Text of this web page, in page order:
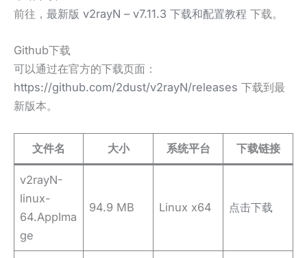
前往， 最新版 v2rayN – v7.11.3 下载和配置教程 下载。
Github下载
可以通过在官方的下载页面：
https://github.com/2dust/v2rayN/releases 下载到最
新版本。
文件名 大小 系统平台 下载链接
v2rayN-
linux-
64.AppIma
ge
94.9 MB Linux x64 点击下载